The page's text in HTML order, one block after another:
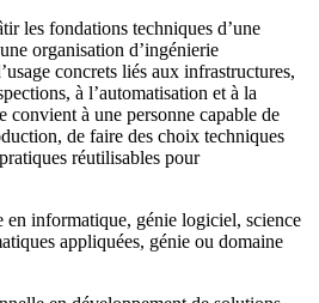
les fondations techniques d’une
organisation d’ingénierie
concrets liés aux infrastructures,
à l’automatisation et à la
à une personne capable de
de faire des choix techniques
réutilisables pour
informatique, génie logiciel, science
appliquées, génie ou domaine